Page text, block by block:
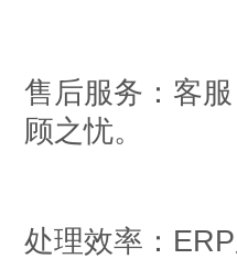
售后服务：客
顾之忧。
处理效率： ERP